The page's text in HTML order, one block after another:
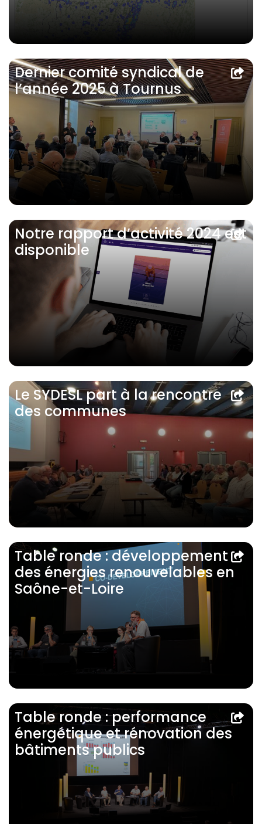
Dernier comité syndical de
l’année 2025 à Tournus
Notre rapport d’activité 2024 est
disponible
Le SYDESL part à la rencontre
des communes
Table ronde : développement
des énergies renouvelables en
Saône-et-Loire
Table ronde : performance
énergétique et rénovation des
bâtiments publics